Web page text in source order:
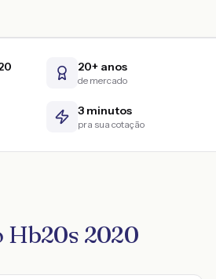
20+ anos
de mercado
3 minutos
pra sua cotação
Hb20s 2020